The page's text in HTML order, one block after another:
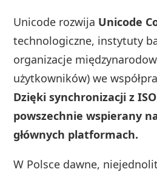
Unicode rozwija Unicode
technologiczne, instytuty
organizacje
użytkowników) we
Dzięki synchronizacji z
powszechnie wspierany
głównych platformach.
W Polsce dawne,